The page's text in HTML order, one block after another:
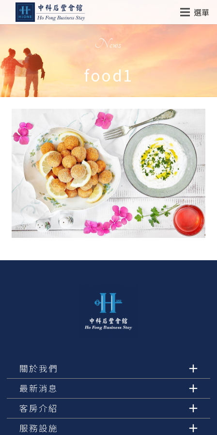
選單
News
food1
關於我們
最新消息
客房介紹
服務設施